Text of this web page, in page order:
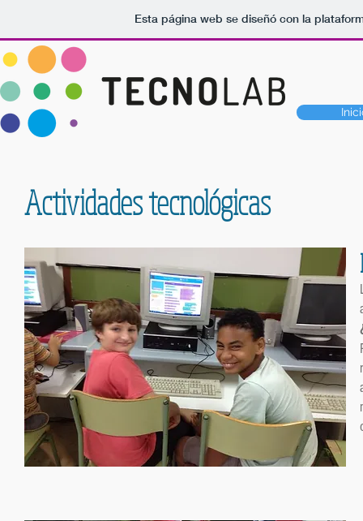
Esta página web se diseñó con la
Actividades tecnológicas